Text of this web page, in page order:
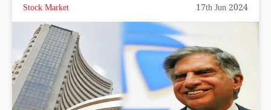
Stock Market 17th Jun 2024